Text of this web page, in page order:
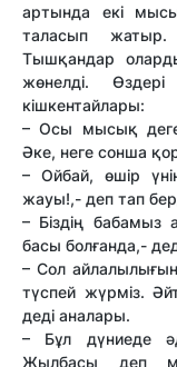
артында екі
таласып
Тышқандар
жөнелді.
кішкентайлары:
– Осы мысық
Әке, неге сонша
– Ойбай, өшір
жауы!,- деп тап
– Біздің бабамыз
басы болғанда,-
– Сол
түспей жүрміз.
деді аналары.
– Бұл дүниеде
Жылбасы деп